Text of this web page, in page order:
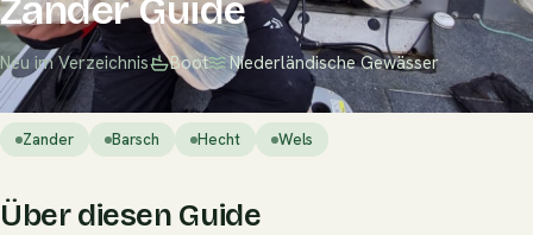
Zander Guide
Neu im Verzeichnis Boot Niederländische Gewässer
Zander Barsch Hecht Wels
Über diesen Guide